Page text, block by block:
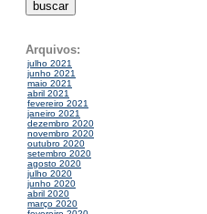
Arquivos:
julho 2021
junho 2021
maio 2021
abril 2021
fevereiro 2021
janeiro 2021
dezembro 2020
novembro 2020
outubro 2020
setembro 2020
agosto 2020
julho 2020
junho 2020
abril 2020
março 2020